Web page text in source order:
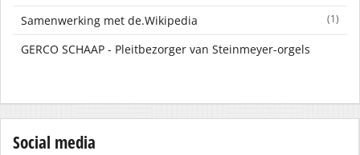
Samenwerking met de.Wikipedia (1)
GERCO SCHAAP - Pleitbezorger van Steinmeyer-orgels
Social media